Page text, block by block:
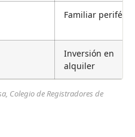
Familiar
Inversión en
alquiler
Colegio de Registradores de